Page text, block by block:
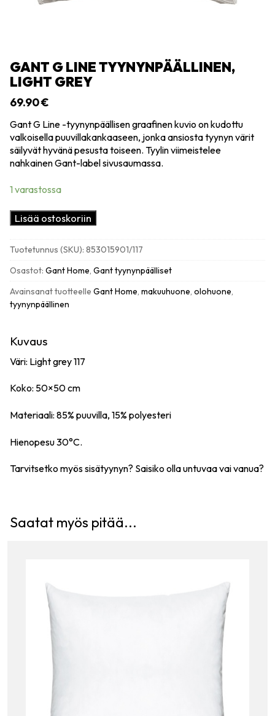
GANT G LINE TYYNYNPÄÄLLINEN,
LIGHT GREY
69.90€
Gant G Line -tyynynpäällisen graafinen kuvio on kudottu
valkoisella puuvillakankaaseen, jonka ansiosta tyynyn värit
säilyvät hyvänä pesusta toiseen. Tyylin viimeistelee
nahkainen Gant-label sivusaumassa.
1 varastossa
Gant
G
tyynynpäällinen,
light
määrä
Lisää ostoskoriin
Tuotetunnus (SKU): 853015901/117
Osastot: Gant Home, Gant tyynynpäälliset
Avainsanat tuotteelle Gant Home, makuuhuone, olohuone,
tyynynpäällinen
Kuvaus
Väri: Light grey 117
Koko: 50×50 cm
Materiaali: 85% puuvilla, 15% polyesteri
Hienopesu 30°C.
Tarvitsetko myös sisätyynyn? Saisiko ollauntuvaavaivanua?
Saatat myös pitää...